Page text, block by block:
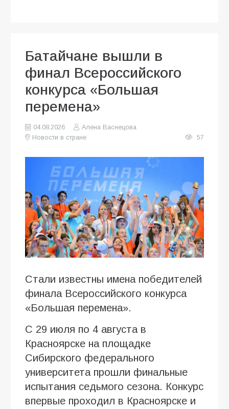
Батайчане вышли в
финал Всероссийского
конкурса «Большая
перемена»
04.08.2026
Алена Васнецова
Новости в стране
57
Стали известны имена победителей
финала Всероссийского конкурса
«Большая перемена».
С 29 июля по 4 августа в
Красноярске на площадке
Сибирского федерального
университета прошли финальные
испытания седьмого сезона. Конкурс
впервые проходил в Красноярске и